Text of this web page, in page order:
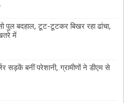
पुल बदहाल, टूट-टूटकर बिखर रहा ढांचा,
में
सड़कें बनीं परेशानी, ग्रामीणों ने डीएम से